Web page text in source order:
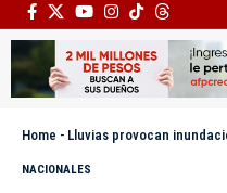
Home - Lluvias provocan
NACIONALES